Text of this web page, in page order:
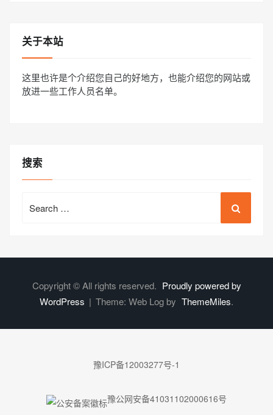
关于本站
这里也许是个介绍您自己的好地方，也能介绍您的网站或
放进一些工作人员名单。
搜索
for:
Copyright © All rights reserved. Proudly powered by
WordPress | Theme: Web Log by ThemeMiles.
豫ICP备12003277号-1
豫公网安备41031102000616号